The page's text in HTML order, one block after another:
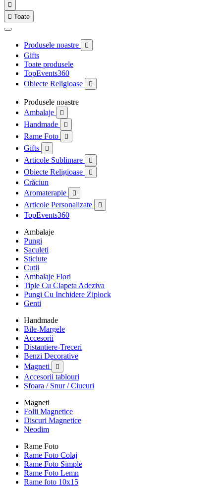

 Toate
Produsele noastre 
Gifts
Toate produsele
TopEvents360
Obiecte Religioase

Produsele noastre
Ambalaje

Handmade 
Rame Foto 
Gifts 
Articole Sublimare 
Obiecte Religioase 
Crăciun
Aromaterapie

Articole Personalizate 
TopEvents360
Ambalaje
Pungi
Saculeti
Sticlute
Cutii
Ambalaje Flori
Tiple Cu Clapeta Adeziva
Pungi Cu Inchidere Ziplock
Genti
Handmade
Bile-Margele
Accesorii
Distantiere-Treceri
Benzi Decorative
Magneti

Accesorii tablouri
Sfoara / Snur / Ciucuri
Magneti
Folii Magnetice
Discuri Magnetice
Neodim
Rame Foto
Rame Foto Colaj
Rame Foto Simple
Rame Foto Lemn
Rame foto 10x15